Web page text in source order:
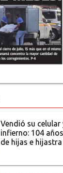
Vendió su celular
infierno: 104
de hijas e hijastra